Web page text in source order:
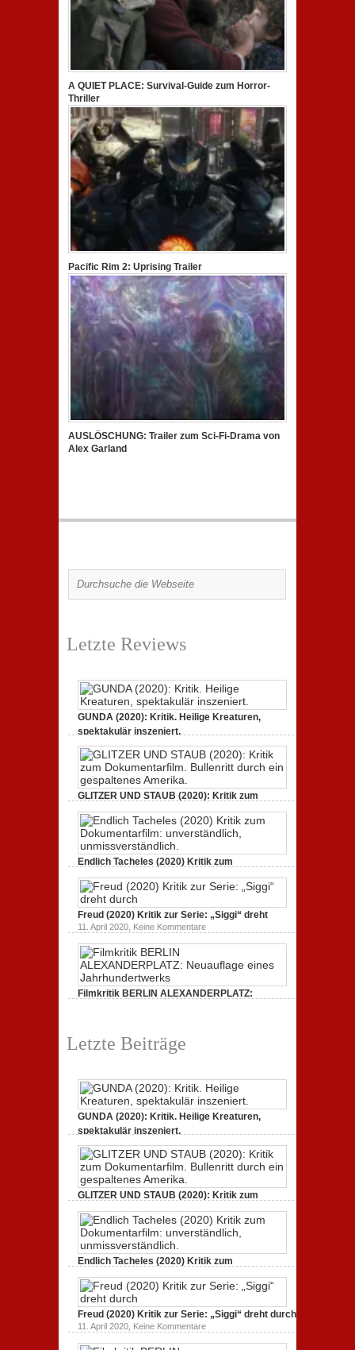
A QUIET PLACE: Survival-Guide zum Horror-
Thriller
Pacific Rim 2: Uprising Trailer
AUSLÖSCHUNG: Trailer zum Sci-Fi-Drama von
Alex Garland
Letzte Reviews
GUNDA (2020): Kritik. Heilige Kreaturen,
spektakulär inszeniert.
GUNDA
(2020):
Kritik.
Kreaturen,
spektakulär
GLITZER UND STAUB (2020): Kritik zum
Dokumentarfilm.
3. Oktober 2020,Keine Kommentare zu
GLITZER
UND
(2020):
Kritik
zum
Dokumentarfilm.
durch
ein
Amerika.
Endlich Tacheles (2020) Kritik zum
Dokumentarfilm: unverständlich,
19. Mai 2020,Keine Kommentarezu
Tacheles
(2020)
Kritik
zum
Dokumentarfilm:
unmissverständlich.
Freud (2020) Kritik zur Serie: „Siggi“ dreht
11. April 2020, Keine Kommentarezu
Freud
(2020)
zur
dreht
durch
Filmkritik BERLIN ALEXANDERPLATZ:
Letzte Beiträge
GUNDA (2020): Kritik. Heilige Kreaturen,
spektakulär inszeniert.
GUNDA
(2020):
Kritik.
Kreaturen,
spektakulär
GLITZER UND STAUB (2020): Kritik zum
Dokumentarfilm. Bullenritt durch ein
gespaltenes Amerika.
3. Oktober 2020,Keine Kommentarezu
UND
STAUB
Kritik
zum
Bullenritt
durch
ein
Endlich Tacheles (2020) Kritik zum
Dokumentarfilm: unverständlich,
unmissverständlich.
19. Mai 2020,Keine Kommentare
Endlich
Tacheles
(2020)
Freud (2020) Kritik zur Serie: „Siggi“ dreht durch
11. April 2020, Keine Kommentarezu
Freud
(2020)